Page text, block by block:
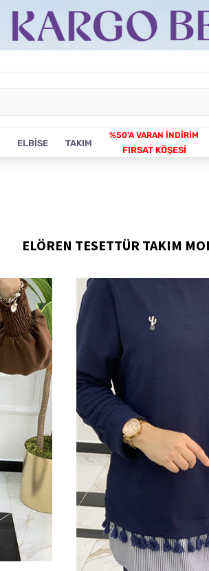
ELBİSE TAKIM
FIRSAT KÖŞESİ
ELÖREN TESETTÜR TAKIM